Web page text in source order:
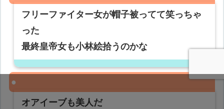
フリーファイター女が帽子被ってて笑っちゃ
った
最終皇帝女も小林絵拾うのかな
オアイーブも美人だ